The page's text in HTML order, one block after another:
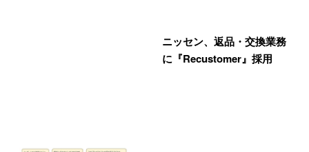
ニッセン、返品・交換業務
に『Recustomer』採用